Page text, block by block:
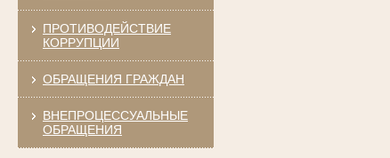
ПРОТИВОДЕЙСТВИЕ
КОРРУПЦИИ
ОБРАЩЕНИЯ ГРАЖДАН
ВНЕПРОЦЕССУАЛЬНЫЕ
ОБРАЩЕНИЯ